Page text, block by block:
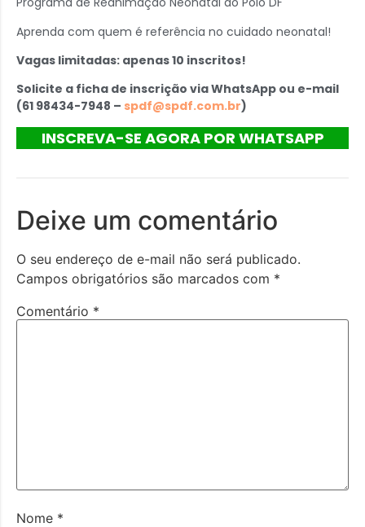
Aprenda com quem é referência no cuidado neonatal!
Vagas limitadas: apenas 10 inscritos!
Solicite a ficha de inscrição via WhatsApp ou e-mail
(61 98434-7948 – spdf@spdf.com.br)
INSCREVA-SE AGORA POR WHATSAPP
Deixe um comentário
O seu endereço de e-mail não será publicado.
Campos obrigatórios são marcados com *
Comentário *
Nome *